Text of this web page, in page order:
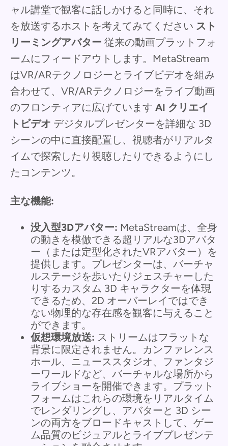
ャル講堂で観客に話しかけると同時に、それ
を放送するホストを考えてみてください スト
リーミングアバター 従来の動画プラットフォ
ームにフィードアウトします。MetaStream
はVR/ARテクノロジーとライブビデオを組み
合わせて、VR/ARテクノロジーをライブ動画
のフロンティアに広げています AI クリエイ
トビデオ デジタルプレゼンターを詳細な 3D
シーンの中に直接配置し、視聴者がリアルタ
イムで探索したり視聴したりできるようにし
たコンテンツ。
主な機能:
没入型3Dアバター: MetaStreamは、全身
の動きを模倣できる超リアルな3Dアバタ
ー（または定型化されたVRアバター）を
提供します。プレゼンターは、バーチャ
ルステージを歩いたりジェスチャーした
りするカスタム 3D キャラクターを体現
できるため、2D オーバーレイではでき
ない物理的な存在感を観客に与えること
ができます。
仮想環境放送: ストリームはフラットな
背景に限定されません。カンファレンス
ホール、ニューススタジオ、ファンタジ
ーワールドなど、バーチャルな場所から
ライブショーを開催できます。プラット
フォームはこれらの環境をリアルタイム
でレンダリングし、アバターと 3D シー
ンの両方をブロードキャストして、ゲー
ム品質のビジュアルとライブプレゼンテ